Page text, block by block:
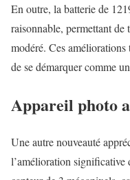
En outre, la batterie de
raisonnable, permettant de
modéré. Ces
de se démarquer comme
Appareil photo
Une autre nouveauté
l’amélioration significative